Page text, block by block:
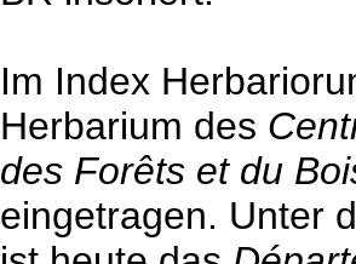
Im Index
Herbarium des
des Forêts et du
eingetragen. Unter